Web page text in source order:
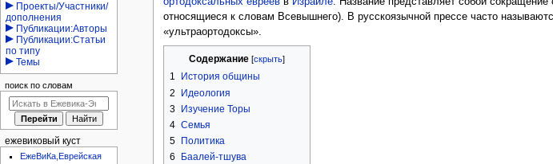
относящиеся к словам Всевышнего). В русскоязычной прессе часто
«ультраортодоксы».
Содержание
1
История общины
2
Идеология
3 Изучение Торы
4 Семья
5
Политика
6
Баалей-тшува
Проекты/Участники/
дополнения
Публикации:Авторы
Публикации:Статьи
по типу
Темы
поиск по словам
ежевиковый куст
ЕжеВиКа,Еврейская